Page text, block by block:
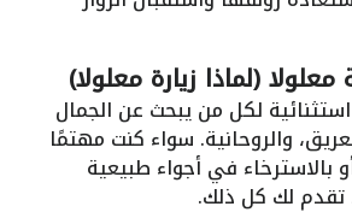
(لماذا زيارة معلولا)
لكل من يبحث عن الجمال
والروحانية. سواء كنت مهتمًا
أو بالاسترخاء في أجواء طبيعية
تقدم لك كل ذلك.